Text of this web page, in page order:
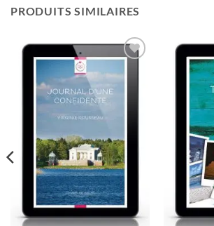
PRODUITS SIMILAIRES